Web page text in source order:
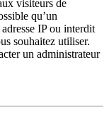
visiteurs de
qu’un
IP ou interdit
souhaitez utiliser.
un administrateur